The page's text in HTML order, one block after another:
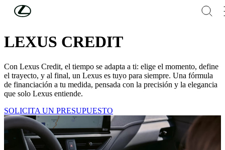
Skip to Main Content
FINANCIACIÓN TRADICIONAL
LEXUS CREDIT
Con Lexus Credit, el tiempo se adapta a ti: elige el momento, define
el trayecto, y al final, un Lexus es tuyo para siempre. Una fórmula
de financiación a tu medida, pensada con la precisión y la elegancia
que solo Lexus entiende.
SOLICITA UN PRESUPUESTO